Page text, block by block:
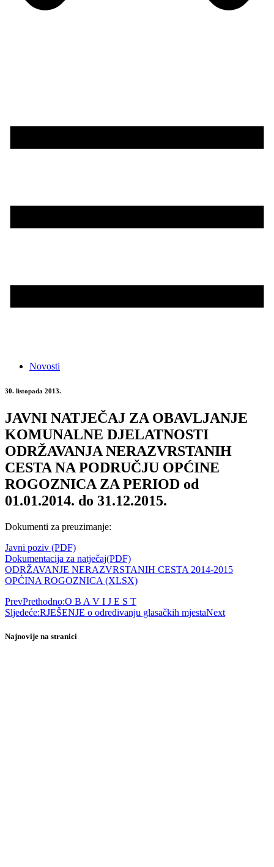
Novosti
30. listopada 2013.
JAVNI NATJEČAJ ZA OBAVLJANJE
KOMUNALNE DJELATNOSTI
ODRŽAVANJA NERAZVRSTANIH
CESTA NA PODRUČJU OPĆINE
ROGOZNICA ZA PERIOD od
01.01.2014. do 31.12.2015.
Dokumenti za preuzimanje:
Javni poziv (PDF)
Dokumentacija za natječaj(PDF)
ODRŽAVANJE NERAZVRSTANIH CESTA 2014-2015
OPĆINA ROGOZNICA (XLSX)
PrevPrethodno:O B A V I J E S T
Sljedeće:RJEŠENJE o određivanju glasačkih mjestaNext
Najnovije na stranici